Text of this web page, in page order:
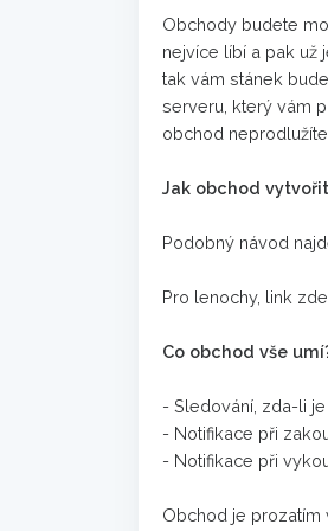
Obchody budete
nejvíce líbí a pak už
tak vám stánek
serveru, který vám
obchod
Jak obchod
Podobný návod
Pro lenochy, link
Co obchod vše
- Sledování, zda-li
- Notifikace při
- Notifikace při
Obchod je prozatím